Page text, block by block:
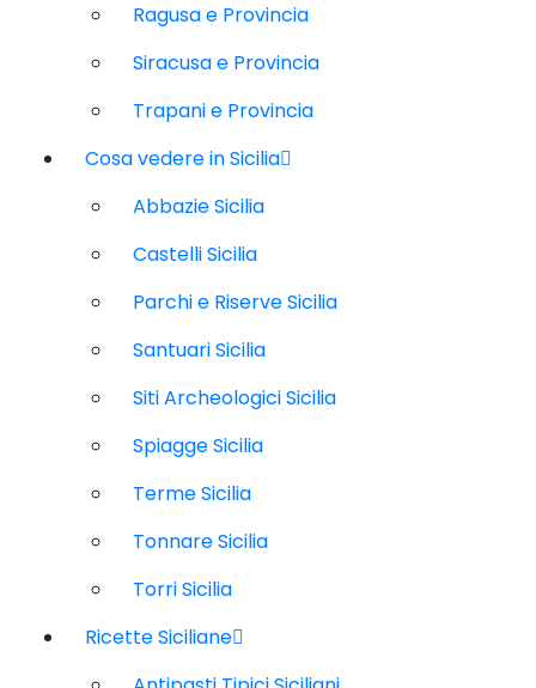
Ragusa e Provincia
Siracusa e Provincia
Trapani e Provincia
Cosa vedere in Sicilia
Abbazie Sicilia
Castelli Sicilia
Parchi e Riserve Sicilia
Santuari Sicilia
Siti Archeologici Sicilia
Spiagge Sicilia
Terme Sicilia
Tonnare Sicilia
Torri Sicilia
Ricette Siciliane